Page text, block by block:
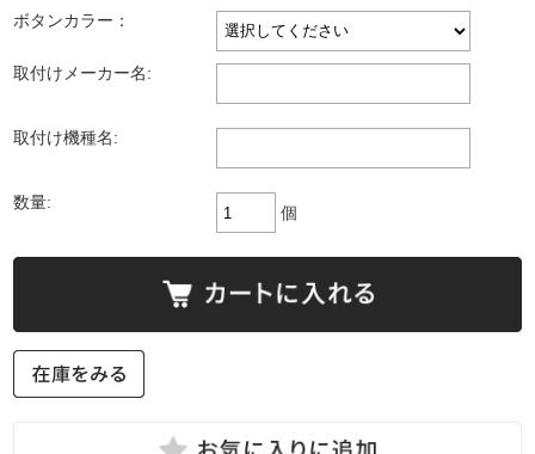
ボタンカラー：
取付けメーカー名:
取付け機種名:
数量:
個